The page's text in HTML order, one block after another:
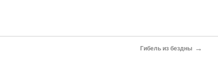
Гибель из бездны →